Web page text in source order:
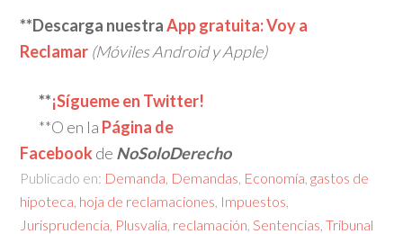
**Descarga nuestraApp gratuita: Voy a
Reclamar (Móviles Android y Apple)
**¡Sígueme en Twitter!
**O en la Página de
Facebook de NoSoloDerecho
Publicado en: Demanda Demandas Economía ,gastos de
hipoteca hoja de reclamaciones Impuestos
Jurisprudencia Plusvalía reclamación ,Sentencias ,Tribunal